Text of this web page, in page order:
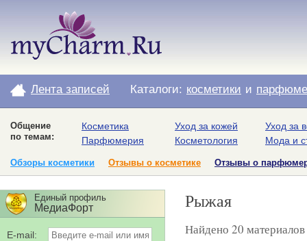
Лента записей Каталоги: косметики и
Общение
по темам:
Косметика
Парфюмерия
Уход за кожей
Косметология
Уход за
Мода и
Обзоры косметики Отзывы о косметике Отзывы о
Рыжая
Найдено 20
Единый профиль
МедиаФорт
E-mail: